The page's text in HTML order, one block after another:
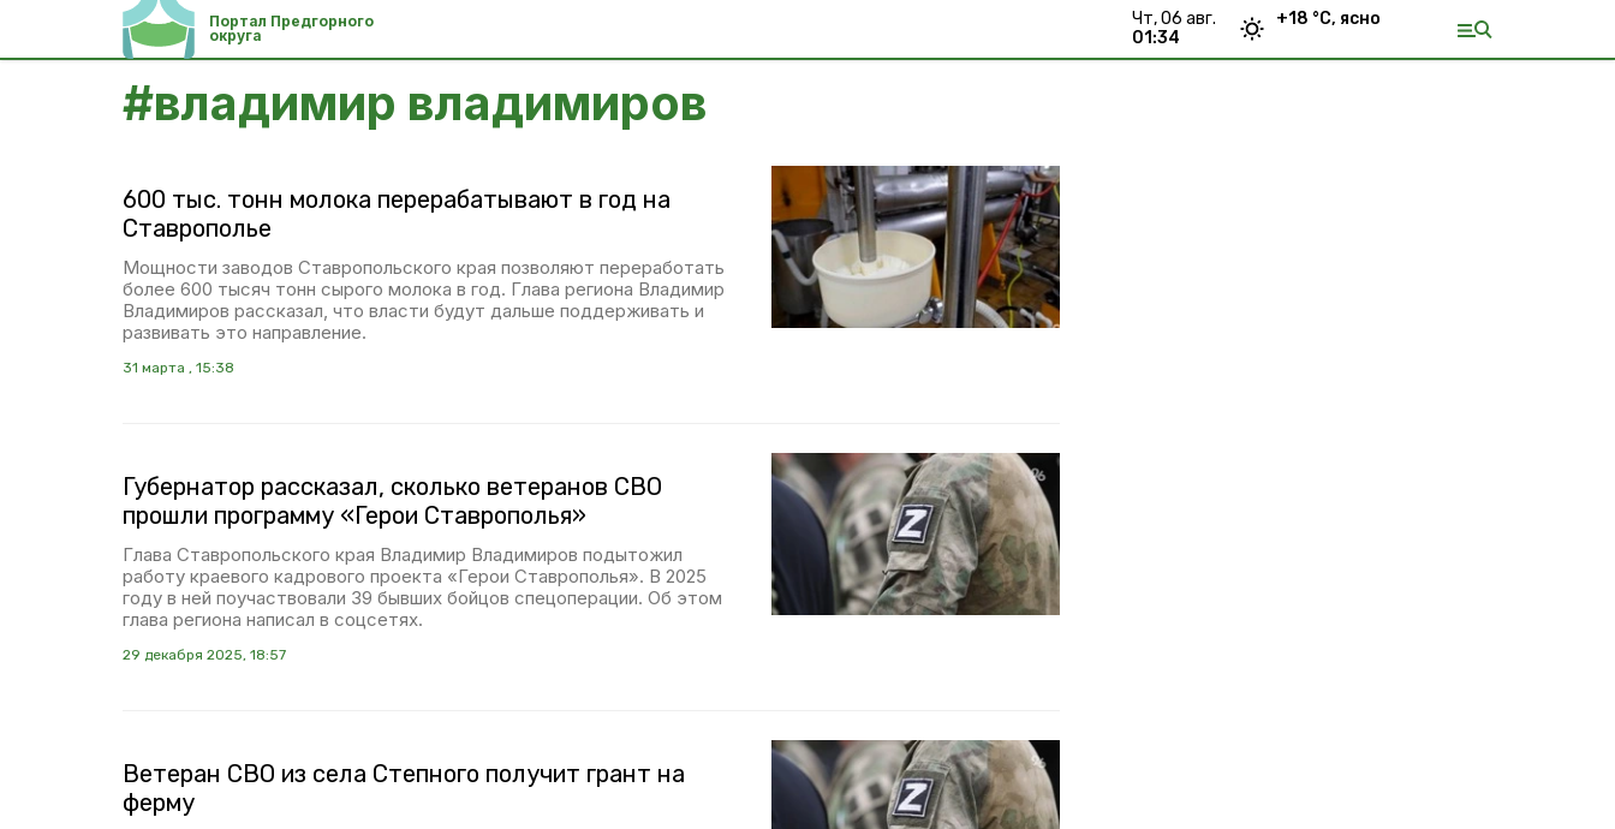
Портал Предгорного
округа
чт, 06 авг.
01:34
+18 °С, ясно
#владимир владимиров
600 тыс. тонн молока перерабатывают в год на
Ставрополье
Мощности заводов Ставропольского края позволяют переработать
более 600 тысяч тонн сырого молока в год. Глава региона Владимир
Владимиров рассказал, что власти будут дальше поддерживать и
развивать это направление.
31 марта , 15:38
Губернатор рассказал, сколько ветеранов СВО
прошли программу «Герои Ставрополья»
Глава Ставропольского края Владимир Владимиров подытожил
работу краевого кадрового проекта «Герои Ставрополья». В 2025
году в ней поучаствовали 39 бывших бойцов спецоперации. Об этом
глава региона написал в соцсетях.
29 декабря 2025, 18:57
Ветеран СВО из села Степного получит грант на
ферму